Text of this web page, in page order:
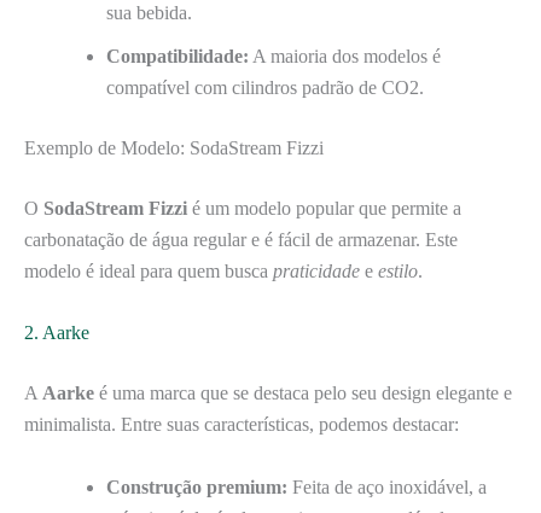
sua bebida.
Compatibilidade: A maioria dos modelos é
compatível com cilindros padrão de CO2.
Exemplo de Modelo: SodaStream Fizzi
O SodaStream Fizzi é um modelo popular que permite a
carbonatação de água regular e é fácil de armazenar. Este
modelo é ideal para quem busca praticidade e estilo.
2. Aarke
A Aarke é uma marca que se destaca pelo seu design elegante e
minimalista. Entre suas características, podemos destacar:
Construção premium: Feita de aço inoxidável, a